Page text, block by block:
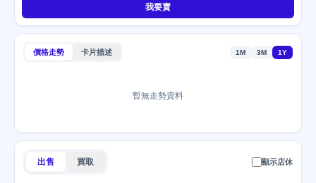
我要賣
價格走勢 卡片描述 1M 3M 1Y
暫無走勢資料
出售 買取 顯示店休